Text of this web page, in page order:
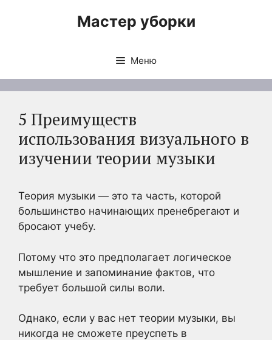
Мастер уборки
Меню
5 Преимуществ
использования визуального в
изучении теории музыки
Теория музыки — это та часть, которой
большинство начинающих пренебрегают и
бросают учебу.
Потому что это предполагает логическое
мышление и запоминание фактов, что
требует большой силы воли.
Однако, если у вас нет теории музыки, вы
никогда не сможете преуспеть в